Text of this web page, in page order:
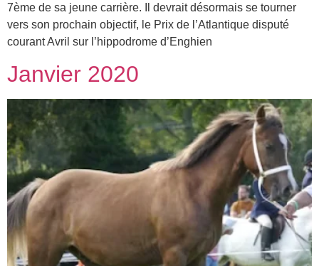
7ème de sa jeune carrière. Il devrait désormais se tourner
vers son prochain objectif, le Prix de l’Atlantique disputé
courant Avril sur l’hippodrome d’Enghien
Janvier 2020